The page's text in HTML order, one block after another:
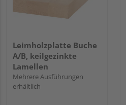
Leimholzplatte Buche
A/B, keilgezinkte
Lamellen
Mehrere Ausführungen
erhältlich